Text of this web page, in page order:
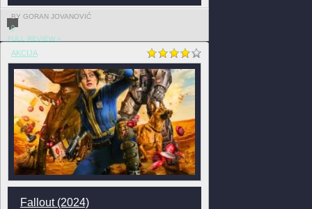
BY GORAN JOVANOVIĆ
0
FULL REVIEW »
AKCIJA
Fallout (2024)